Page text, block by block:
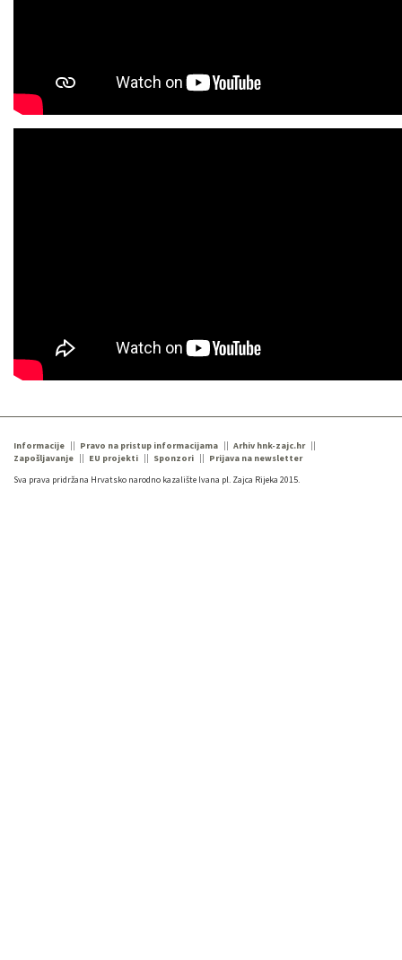
Informacije Pravo na pristup informacijama
Arhiv hnk-zajc.hr
Zapošljavanje
EU projekti Sponzori
Prijava na newsletter
Sva prava pridržana Hrvatsko narodno kazalište Ivana pl. Zajca Rijeka 2015.